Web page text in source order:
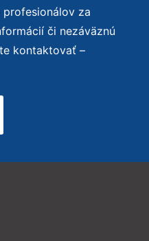
za
či nezáväznú
kontaktovať –